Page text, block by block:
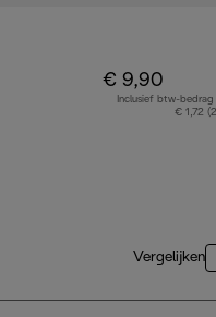
€ 9,90
Inclusief btw-bedrag
€ 1,72
Vergelijken